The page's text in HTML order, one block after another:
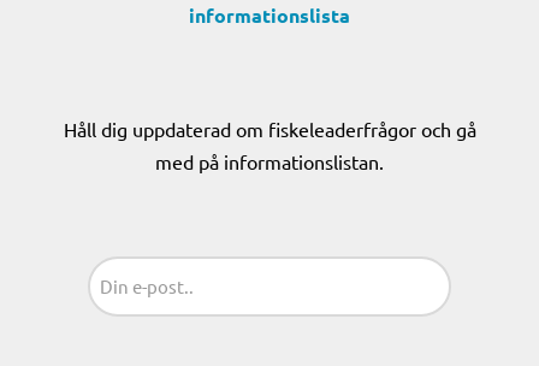
informationslista
Håll dig uppdaterad om fiskeleaderfrågor och gå
med på informationslistan.
Sähköposti